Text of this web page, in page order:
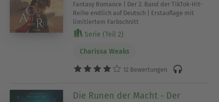
Fantasy Romance | Der 2. Band der TikTok-Hit-
Reihe endlich auf Deutsch | Erstauflage mit
limitiertem Farbschnitt
Serie (Teil 2)
Charissa Weaks
12 Bewertungen
Die Runen der Macht - Der